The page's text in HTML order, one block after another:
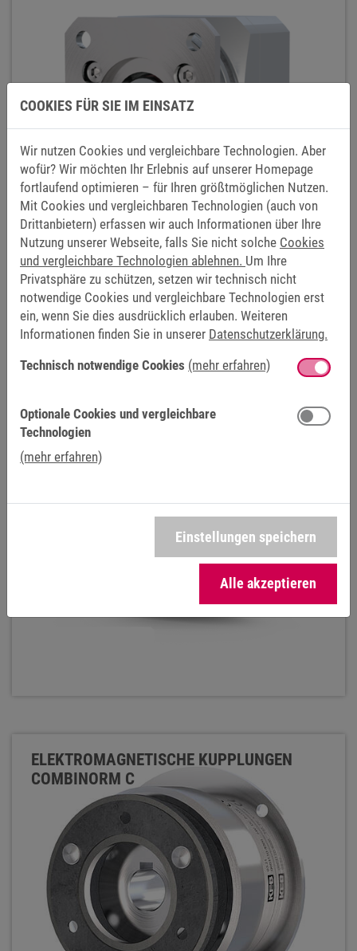
ELEKTROMAGNETBREMSEN UND -
KUPPLUNGEN
COMBINORM B
ELEKTROMAGNETISCHE KUPPLUNGEN
COMBINORM C
COOKIES FÜR SIE IM EINSATZ
Wir nutzen Cookies und vergleichbare Technologien. Aber
wofür? Wir möchten Ihr Erlebnis auf unserer Homepage
fortlaufend optimieren – für Ihren größtmöglichen Nutzen.
Mit Cookies und vergleichbaren Technologien (auch von
Drittanbietern) erfassen wir auch Informationen über Ihre
Nutzung unserer Webseite, falls Sie nicht solche Cookies
und vergleichbare Technologien ablehnen. Um Ihre
Privatsphäre zu schützen, setzen wir technisch nicht
notwendige Cookies und vergleichbare Technologien erst
ein, wenn Sie dies ausdrücklich erlauben. Weiteren
Informationen finden Sie in unserer Datenschutzerklärung.
Technisch notwendige Cookies (mehr erfahren)
Optionale Cookies und vergleichbare
Technologien
(mehr erfahren)
Einstellungen speichern
Alle akzeptieren